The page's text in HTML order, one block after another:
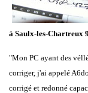
à Saulx-les-Chartreux
"Mon PC ayant des
corriger, j'ai appelé
corrigé et redonné